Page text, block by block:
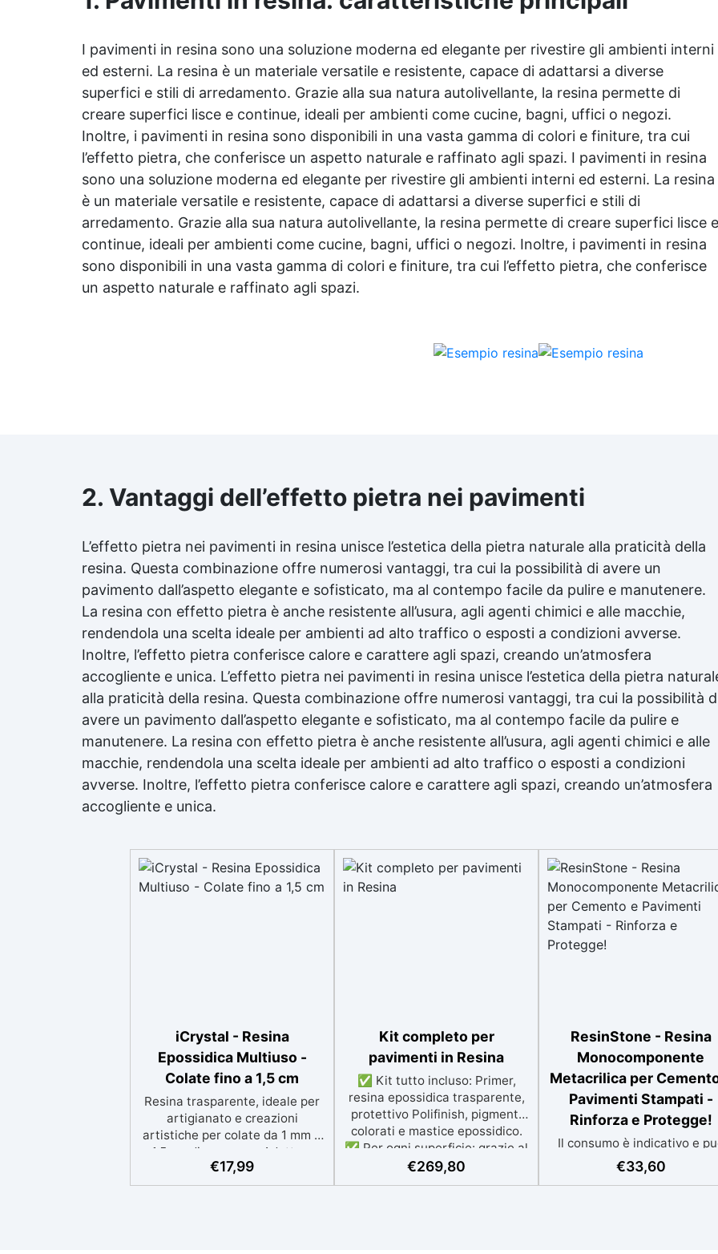
I pavimenti in resina sono una soluzione moderna ed elegante per rivestire gli ambienti interni
ed esterni. La resina è un materiale versatile e resistente, capace di adattarsi a diverse
superfici e stili di arredamento. Grazie alla sua natura autolivellante, la resina permette di
creare superfici lisce e continue, ideali per ambienti come cucine, bagni, uffici o negozi.
Inoltre, i pavimenti in resina sono disponibili in una vasta gamma di colori e finiture, tra cui
l’effetto pietra, che conferisce un aspetto naturale e raffinato agli spazi. I pavimenti in resina
sono una soluzione moderna ed elegante per rivestire gli ambienti interni ed esterni. La resina
è un materiale versatile e resistente, capace di adattarsi a diverse superfici e stili di
arredamento. Grazie alla sua natura autolivellante, la resina permette di creare superfici lisce e
continue, ideali per ambienti come cucine, bagni, uffici o negozi. Inoltre, i pavimenti in resina
sono disponibili in una vasta gamma di colori e finiture, tra cui l’effetto pietra, che conferisce
un aspetto naturale e raffinato agli spazi.
2. Vantaggi dell’effetto pietra nei pavimenti
L’effetto pietra nei pavimenti in resina unisce l’estetica della pietra naturale alla praticità della
resina. Questa combinazione offre numerosi vantaggi, tra cui la possibilità di avere un
pavimento dall’aspetto elegante e sofisticato, ma al contempo facile da pulire e manutenere.
La resina con effetto pietra è anche resistente all’usura, agli agenti chimici e alle macchie,
rendendola una scelta ideale per ambienti ad alto traffico o esposti a condizioni avverse.
Inoltre, l’effetto pietra conferisce calore e carattere agli spazi, creando un’atmosfera
accogliente e unica. L’effetto pietra nei pavimenti in resina unisce l’estetica della pietra
alla praticità della resina. Questa combinazione offre numerosi vantaggi, tra cui la possibilità
avere un pavimento dall’aspetto elegante e sofisticato, ma al contempo facile da pulire e
manutenere. La resina con effetto pietra è anche resistente all’usura, agli agenti chimici e alle
macchie, rendendola una scelta ideale per ambienti ad alto traffico o esposti a condizioni
avverse. Inoltre, l’effetto pietra conferisce calore e carattere agli spazi, creando un’atmosfera
accogliente e unica.
iCrystal - Resina
Epossidica Multiuso -
Colate fino a 1,5 cm
Resina trasparente, ideale per
artigianato e creazioni
artistiche per colate da 1 mm a
1,5 cm di spessore. Adatta a
Tutti grazie al facile rapporto di
miscelazione 2:1, garantisce un
€17,99
Kit completo per
pavimenti in Resina
✅ Kit tutto incluso: Primer,
resina epossidica trasparente,
protettivo Polifinish, pigmenti
colorati e mastice epossidico.
✅ Per ogni superficie: grazie al
primer universale è applicabile
sia su calcestruzzo, piastrelle e
€269,80
ResinStone - Resina
Monocomponente
Metacrilica per
Pavimenti Stampati -
Rinforza e Protegge!
Il consumo è indicativo e
variare in base al grado di
assorbimento della
€33,60